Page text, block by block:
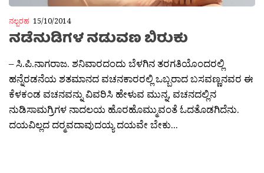
ನಲ್ಬರಹ 15/10/2014
ನಡೆನುಡಿಗಳ ನಡುವಣ ಬಿರುಕು
– ಸಿ.ಪಿ.ನಾಗರಾಜ. ಶನಿವಾರದಂದು ಬೆಳಗಿನ ತರಗತಿಯೊಂದರಲ್ಲಿ
ಹನ್ನೆರಡನೆಯ ಶತಮಾನದ ವಚನಕಾರರಲ್ಲಿ ಒಬ್ಬರಾದ ಬಸವಣ್ಣನವರ ಈ
ಕೆಳಕಂಡ ವಚನವನ್ನು ವಿವರಿಸಿ ಹೇಳುವ ಮುನ್ನ, ವಚನದಲ್ಲಿನ
ನುಡಿಸಾಮಗ್ರಿಗಳ ನಾದಲಯ ಹೊರಹೊಮ್ಮುವಂತೆ ಓದತೊಡಗಿದೆನು.
ದಯವಿಲ್ಲದ ದರ‍್ಮವದಾವುದಯ್ಯ ದಯವೇ ಬೇಕು...